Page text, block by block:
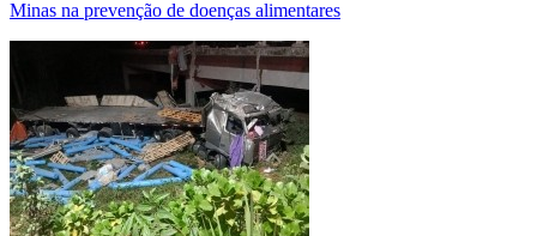
Minas na prevenção de doenças alimentares